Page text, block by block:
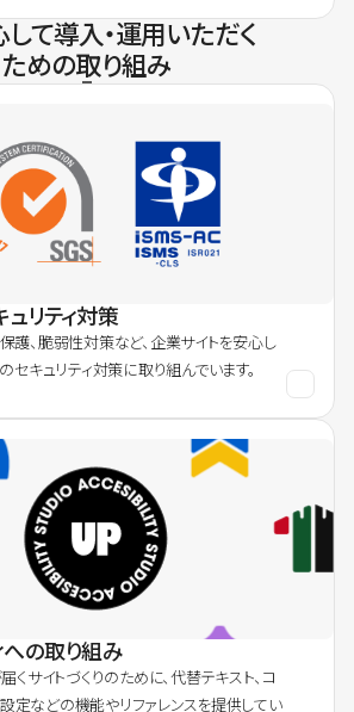
して導入・運用いただく
ための取り組み
ュリティ対策
護、脆弱性対策など、企業サイトを安心し
セキュリティ対策に取り組んでいます。
への取り組み
くサイトづくりのために、代替テキスト、コ
設定などの機能やリファレンスを提供してい